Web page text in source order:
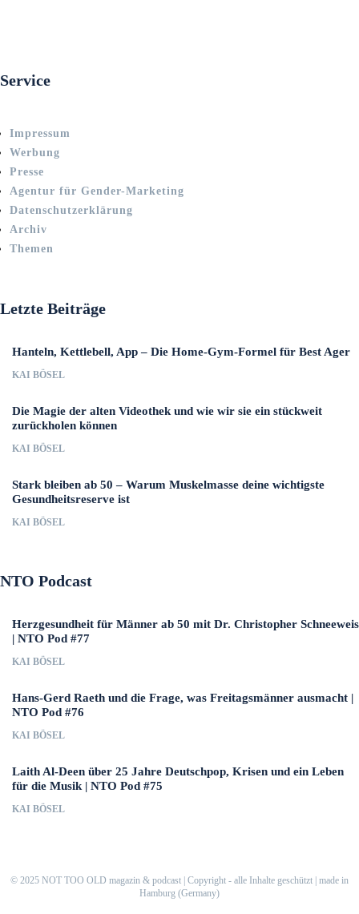
Service
Impressum
Werbung
Presse
Agentur für Gender-Marketing
Datenschutzerklärung
Archiv
Themen
Letzte Beiträge
Hanteln, Kettlebell, App – Die Home-Gym-Formel für Best Ager
KAI BÖSEL
Die Magie der alten Videothek und wie wir sie ein stückweit
zurückholen können
KAI BÖSEL
Stark bleiben ab 50 – Warum Muskelmasse deine wichtigste
Gesundheitsreserve ist
KAI BÖSEL
NTO Podcast
Herzgesundheit für Männer ab 50 mit Dr. Christopher Schneeweis
| NTO Pod #77
KAI BÖSEL
Hans-Gerd Raeth und die Frage, was Freitagsmänner ausmacht |
NTO Pod #76
KAI BÖSEL
Laith Al-Deen über 25 Jahre Deutschpop, Krisen und ein Leben
für die Musik | NTO Pod #75
KAI BÖSEL
© 2025 NOT TOO OLD magazin & podcast | Copyright - alle Inhalte geschützt | made in
Hamburg (Germany)